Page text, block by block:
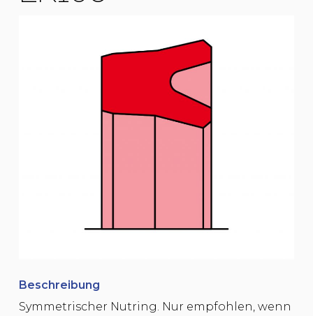
Beschreibung
Symmetrischer Nutring. Nur empfohlen, wenn